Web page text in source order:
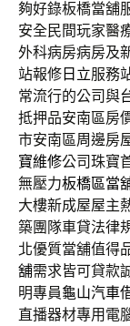
夠好錄板橋當舖
安全民間玩家醫
外科病房病房及
站報修 日立服務
常流行的公司與
抵押品安南區房
市安南區周邊房
寶維修公司珠寶
無壓力板橋區當
大樓新成屋屋主
築團隊車貸法律
北優質當舖值得
舖需求皆可貸款
明專員龜山汽車
直播器材專用電